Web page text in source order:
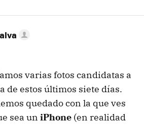
varias fotos candidatas a
de estos últimos siete días.
quedado con la que ves
sea un iPhone (en realidad